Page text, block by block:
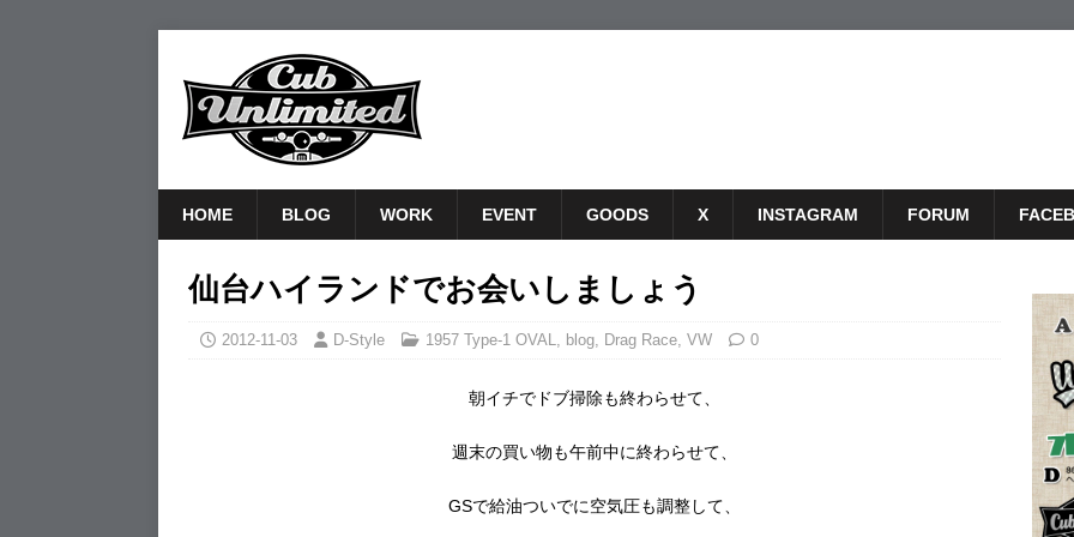
HOME BLOG WORK EVENT GOODS X INSTAGRAM FORUM
仙台ハイランドでお会いしましょう
2012-11-03 D-Style 1957 Type-1 OVAL, blog, Drag Race, VW 0
朝イチでドブ掃除も終わらせて、
週末の買い物も午前中に終わらせて、
GSで給油ついでに空気圧も調整して、